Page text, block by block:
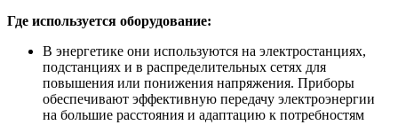
Где используется оборудование:
В энергетике они используются на электростанциях,
подстанциях и в распределительных сетях для
повышения или понижения напряжения. Приборы
обеспечивают эффективную передачу электроэнергии
на большие расстояния и адаптацию к потребностям